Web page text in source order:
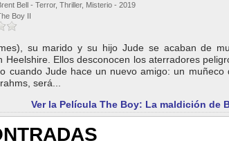
Bell - Terror, Thriller, Misterio - 2019
Boy II
su marido y su hijo Jude se acaban de
Heelshire. Ellos desconocen los aterradores
cuando Jude hace un nuevo amigo: un muñeco
será...
Ver la Película The Boy: La maldición de